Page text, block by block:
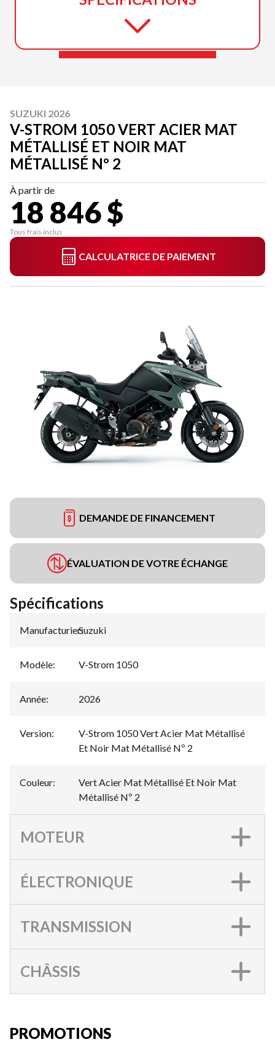
SUZUKI 2026
V-STROM 1050 VERT ACIER MAT
MÉTALLISÉ ET NOIR MAT
MÉTALLISÉ Nº 2
À partir de
18 846 $
Tous frais inclus
CALCULATRICE DE PAIEMENT
DEMANDE DE FINANCEMENT
ÉVALUATION DE VOTRE ÉCHANGE
Spécifications
Manufacturier:
Suzuki
Modèle: V-Strom 1050
Année: 2026
Version:
V-Strom 1050 Vert Acier Mat Métallisé
Et Noir Mat Métallisé Nº 2
Couleur:
Vert Acier Mat Métallisé Et Noir Mat
Métallisé Nº 2
MOTEUR
ÉLECTRONIQUE
TRANSMISSION
CHÂSSIS
PROMOTIONS